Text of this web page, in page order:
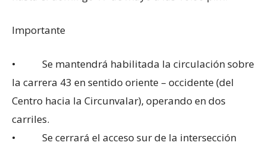
Importante
• Se mantendrá habilitada la circulación sobre
la carrera 43 en sentido oriente – occidente (del
Centro hacia la Circunvalar), operando en dos
carriles.
• Se cerrará el acceso sur de la intersección